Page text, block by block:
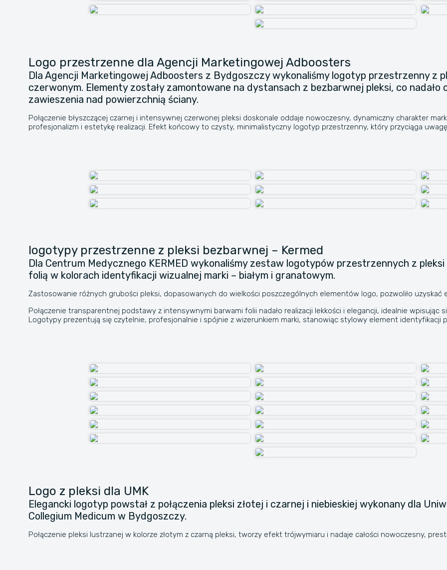
Logo przestrzenne dla Agencji Marketingowej Adboosters
Dla Agencji Marketingowej Adboosters z Bydgoszczy wykonaliśmy logotyp przestrzenny z
czerwonym. Elementy zostały zamontowane na dystansach z bezbarwnej pleksi, co nadało
zawieszenia nad powierzchnią ściany.
Połączenie błyszczącej czarnej i intensywnej czerwonej pleksi doskonale oddaje nowoczesny, dynamiczny charakter
profesjonalizm i estetykę realizacji. Efekt końcowy to czysty, minimalistyczny logotyp przestrzenny, który przyciąga
logotypy przestrzenne z pleksi bezbarwnej – Kermed
Dla Centrum Medycznego KERMED wykonaliśmy zestaw logotypów przestrzennych z
folią w kolorach identyfikacji wizualnej marki – białym i granatowym.
Zastosowanie różnych grubości pleksi, dopasowanych do wielkości poszczególnych elementów logo, pozwoliło uzyskać
Połączenie transparentnej podstawy z intensywnymi barwami folii nadało realizacji lekkości i elegancji, idealnie
Logotypy prezentują się czytelnie, profesjonalnie i spójnie z wizerunkiem marki, stanowiąc stylowy element identyfikacji
Logo z pleksi dla UMK
Elegancki logotyp powstał z połączenia pleksi złotej i czarnej i niebieskiej wykonany dla
Collegium Medicum w Bydgoszczy.
Połączenie pleksi lustrzanej w kolorze złotym z czarną pleksi, tworzy efekt trójwymiaru i nadaje całości nowoczesny,